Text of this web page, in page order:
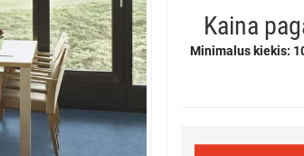
Kaina
Minimalus kiekis: